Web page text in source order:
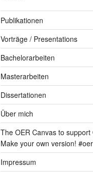
Publikationen
Vorträge / Presentations
Bachelorarbeiten
Masterarbeiten
Dissertationen
Über mich
The OER Canvas to
Make your own version!
Impressum